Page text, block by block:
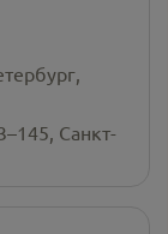
Санкт-